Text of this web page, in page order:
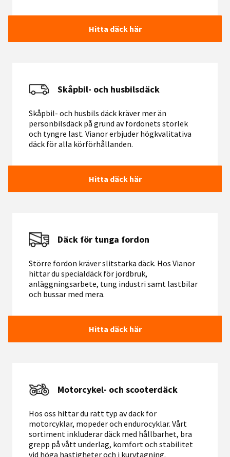
Hitta däck här
Skåpbil- och husbilsdäck
Skåpbil- och husbils däck kräver mer än
personbilsdäck på grund av fordonets storlek
och tyngre last. Vianor erbjuder högkvalitativa
däck för alla körförhållanden.
Hitta däck här
Däck för tunga fordon
Större fordon kräver slitstarka däck. Hos Vianor
hittar du specialdäck för jordbruk,
anläggningsarbete, tung industri samt lastbilar
och bussar med mera.
Hitta däck här
Motorcykel- och scooterdäck
Hos oss hittar du rätt typ av däck för
motorcyklar, mopeder och endurocyklar. Vårt
sortiment inkluderar däck med hållbarhet, bra
grepp på vått underlag, komfort och stabilitet
vid höga hastigheter och i kurvtagning.